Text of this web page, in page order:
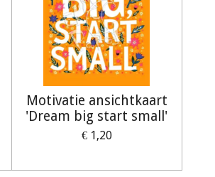
Motivatie ansichtkaart
'Dream big start small'
€ 1,20